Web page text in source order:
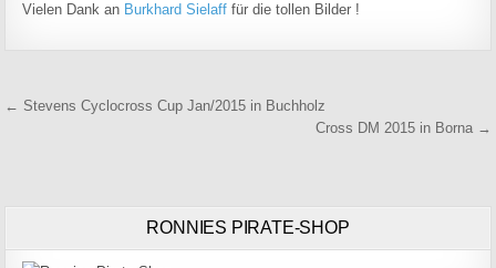
Vielen Dank an Burkhard Sielaff für die tollen Bilder !
Beitragsnavigation
← Stevens Cyclocross Cup Jan/2015 in Buchholz
Cross DM 2015 in Borna →
RONNIES PIRATE-SHOP